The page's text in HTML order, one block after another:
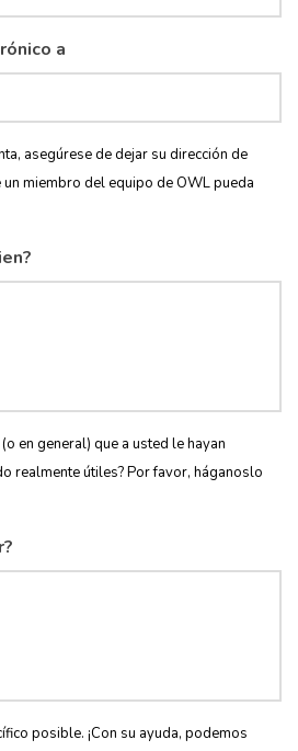
a
asegúrese de dejar su dirección de
miembro del equipo de OWL pueda
en general) que a usted le hayan
realmente útiles? Por favor, háganoslo
posible. ¡Con su ayuda, podemos